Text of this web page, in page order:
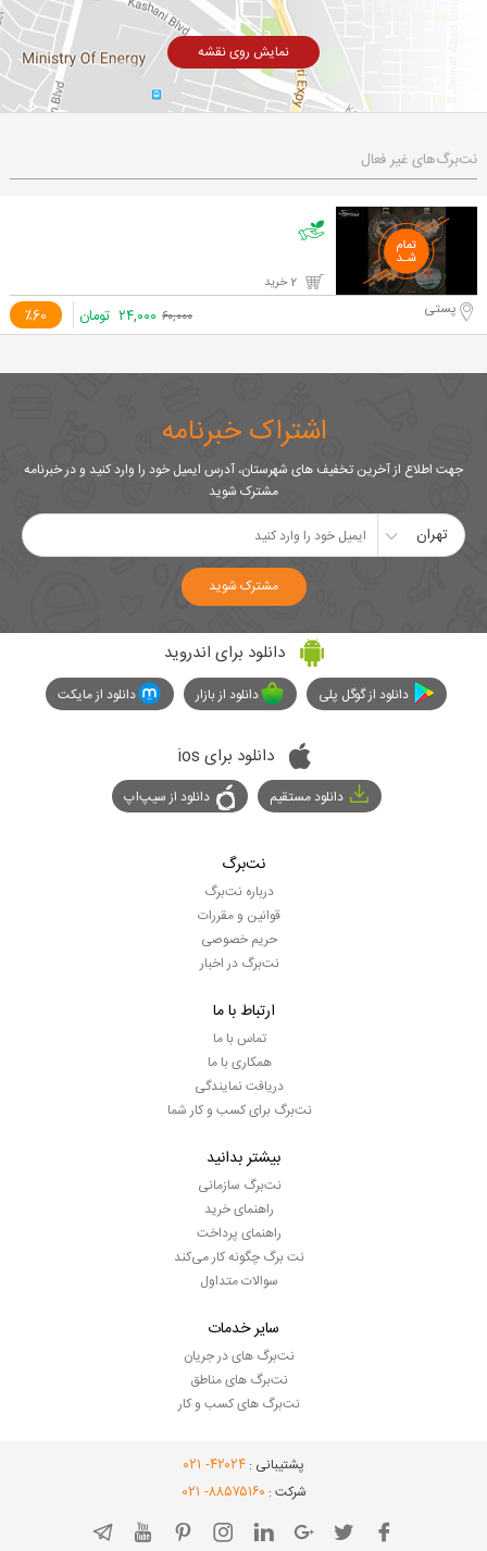
نمایش روی نقشه
نت‌برگ‌های غیر فعال
٪60 پستی ۶۰,۰۰۰ ۲۴,۰۰۰ تومان
اشتراک خبرنامه
جهت اطلاع از آخرین تخفیف های شهرستان، آدرس ایمیل خود را وارد کنید و در خبرنامه
مشترک شوید
تهران
مشترک شوید
دانلود برای اندروید
دانلود از گوگل پلی دانلود از بازار دانلود از مایکت
دانلود برای ios
دانلود مستقیم دانلود از سیپ‌اپ
نت‌برگ
درباره نت‌برگ
قوانین و مقررات
حریم خصوصی
نت‌برگ در اخبار
ارتباط با ما
تماس با ما
همکاری با ما
دریافت نمایندگی
نت‌برگ برای کسب و کار شما
بیشتر بدانید
نت‌برگ سازمانی
راهنمای خرید
راهنمای پرداخت
نت برگ چگونه کار می‌کند
سوالات متداول
سایر خدمات
نت‌برگ های در جریان
نت‌برگ های مناطق
نت‌برگ های کسب و کار
پشتیبانی : ۴۲۰۲۴- ۰۲۱
شرکت : ۸۸۵۷۵۱۶۰- ۰۲۱